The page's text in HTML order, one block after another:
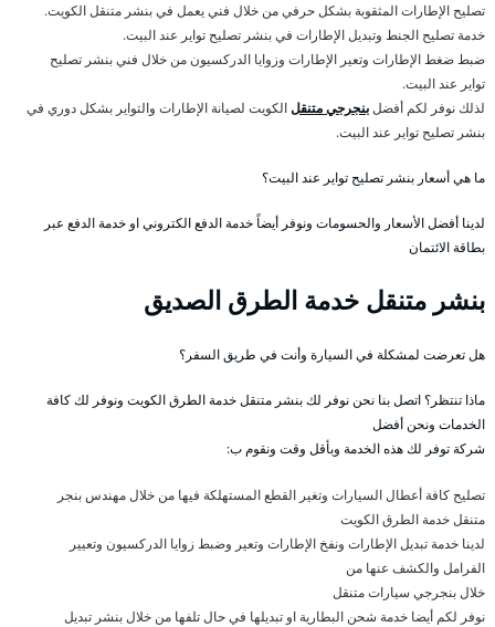
تصليح الإطارات المثقوبة بشكل حرفي من خلال فني يعمل في بنشر متنقل الكويت.
خدمة تصليح الجنط وتبديل الإطارات في بنشر تصليح تواير عند البيت.
ضبط ضغط الإطارات وتعير الإطارات وزوايا الدركسيون من خلال فني بنشر تصليح
تواير عند البيت.
لذلك نوفر لكم أفضلبنجرجي متنقلالكويت لصيانة الإطارات والتواير بشكل دوري في
بنشر تصليح تواير عند البيت.
ما هي أسعار بنشر تصليح تواير عند البيت؟
لدينا أفضل الأسعار والحسومات ونوفر أيضاً خدمة الدفع الكتروني او خدمة الدفع عبر
بطاقة الائتمان
بنشر متنقل خدمة الطرق الصديق
هل تعرضت لمشكلة في السيارة وأنت في طريق السفر؟
ماذا تنتظر؟ اتصل بنا نحن نوفر لك بنشر متنقل خدمة الطرق الكويت ونوفر لك كافة
الخدمات ونحن أفضل
شركة توفر لك هذه الخدمة وبأقل وقت ونقوم ب:
تصليح كافة أعطال السيارات وتغير القطع المستهلكة فيها من خلال مهندس بنجر
متنقل خدمة الطرق الكويت
لدينا خدمة تبديل الإطارات ونفخ الإطارات وتعير وضبط زوايا الدركسيون وتعيير
الفرامل والكشف عنها من
خلال بنجرجي سيارات متنقل
نوفر لكم أيضا خدمة شحن البطارية او تبديلها في حال تلفها من خلال بنشر تبديل